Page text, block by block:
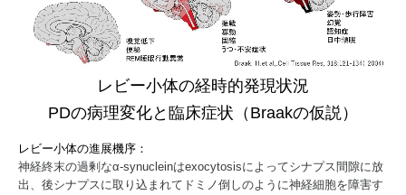
レビー小体の経時的発現状況
PDの病理変化と臨床症状（Braakの仮説）
レビー小体の進展機序：
神経終末の過剰なα-synucleinはexocytosisによってシナプス間隙に放
出、後シナプスに取り込まれてドミノ倒しのように神経細胞を障害す